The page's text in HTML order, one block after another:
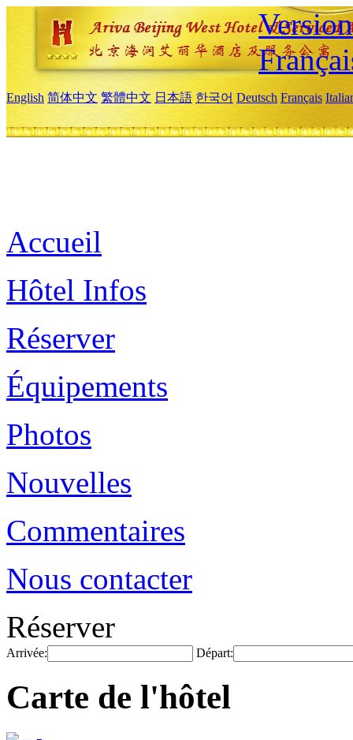
English 简体中文 繁體中文 日本語 한국어 Deutsch Français
Accueil
Hôtel Infos
Réserver
Équipements
Photos
Nouvelles
Commentaires
Nous contacter
Réserver
Arrivée: Départ:
Carte de l'hôtel